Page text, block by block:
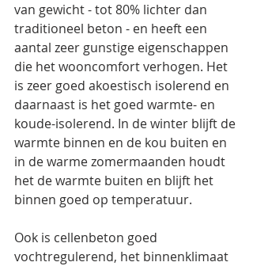
van gewicht - tot 80% lichter dan
traditioneel beton - en heeft een
aantal zeer gunstige eigenschappen
die het wooncomfort verhogen. Het
is zeer goed akoestisch isolerend en
daarnaast is het goed warmte- en
koude-isolerend. In de winter blijft de
warmte binnen en de kou buiten en
in de warme zomermaanden houdt
het de warmte buiten en blijft het
binnen goed op temperatuur.
Ook is cellenbeton goed
vochtregulerend, het binnenklimaat